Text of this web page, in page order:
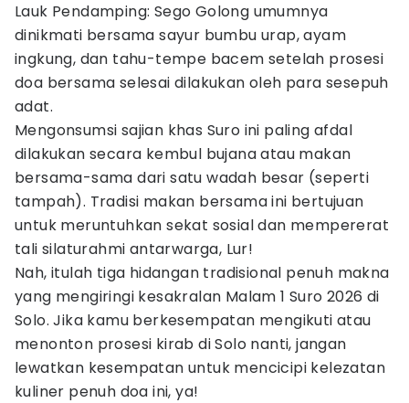
Lauk Pendamping: Sego Golong umumnya
dinikmati bersama sayur bumbu urap, ayam
ingkung, dan tahu-tempe bacem setelah prosesi
doa bersama selesai dilakukan oleh para sesepuh
adat.
Mengonsumsi sajian khas Suro ini paling afdal
dilakukan secara kembul bujana atau makan
bersama-sama dari satu wadah besar (seperti
tampah). Tradisi makan bersama ini bertujuan
untuk meruntuhkan sekat sosial dan mempererat
tali silaturahmi antarwarga, Lur!
Nah, itulah tiga hidangan tradisional penuh makna
yang mengiringi kesakralan Malam 1 Suro 2026 di
Solo. Jika kamu berkesempatan mengikuti atau
menonton prosesi kirab di Solo nanti, jangan
lewatkan kesempatan untuk mencicipi kelezatan
kuliner penuh doa ini, ya!